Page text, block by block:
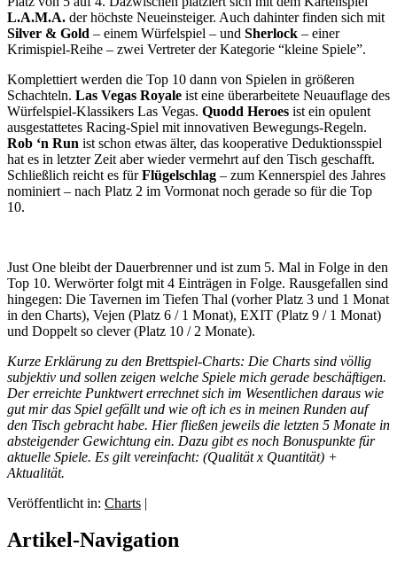
L.A.M.A. der höchste Neueinsteiger. Auch dahinter finden sich mit
Silver & Gold – einem Würfelspiel – und Sherlock – einer
Krimispiel-Reihe – zwei Vertreter der Kategorie “kleine Spiele”.
Komplettiert werden die Top 10 dann von Spielen in größeren
Schachteln. Las Vegas Royale ist eine überarbeitete Neuauflage des
Würfelspiel-Klassikers Las Vegas. Quodd Heroes ist ein opulent
ausgestattetes Racing-Spiel mit innovativen Bewegungs-Regeln.
Rob ‘n Run ist schon etwas älter, das kooperative Deduktionsspiel
hat es in letzter Zeit aber wieder vermehrt auf den Tisch geschafft.
Schließlich reicht es fürFlügelschlag – zum Kennerspiel des Jahres
nominiert – nach Platz 2 im Vormonat noch gerade so für die Top
10.
Just One bleibt der Dauerbrenner und ist zum 5. Mal in Folge in den
Top 10. Werwörter folgt mit 4 Einträgen in Folge. Rausgefallen sind
hingegen: Die Tavernen im Tiefen Thal (vorher Platz 3 und 1 Monat
in den Charts), Vejen (Platz 6 / 1 Monat), EXIT (Platz 9 / 1 Monat)
und Doppelt so clever (Platz 10 / 2 Monate).
Kurze Erklärung zu den Brettspiel-Charts: Die Charts sind völlig
subjektiv und sollen zeigen welche Spiele mich gerade beschäftigen.
Der erreichte Punktwert errechnet sich im Wesentlichen daraus wie
gut mir das Spiel gefällt und wie oft ich es in meinen Runden auf
den Tisch gebracht habe. Hier fließen jeweils die letzten 5 Monate in
absteigender Gewichtung ein. Dazu gibt es noch Bonuspunkte für
aktuelle Spiele. Es gilt vereinfacht: (Qualität x Quantität) +
Aktualität.
Veröffentlicht in: Charts |
Artikel-Navigation